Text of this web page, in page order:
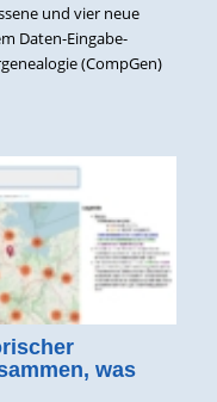
und vier neue
Daten-Eingabe-
(CompGen)
was